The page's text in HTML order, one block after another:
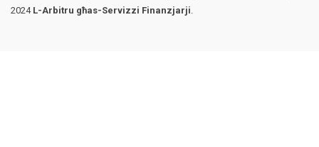
2024L-Arbitru għas-Servizzi Finanzjarji.